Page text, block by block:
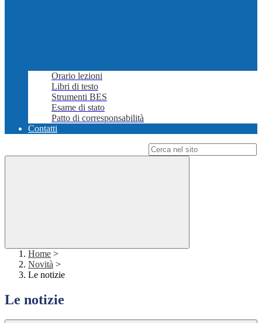
Orario lezioni
Libri di testo
Strumenti BES
Esame di stato
Patto di corresponsabilità
Contatti
Home >
Novità >
Le notizie
Le notizie